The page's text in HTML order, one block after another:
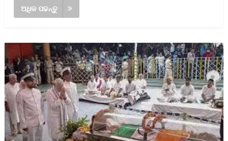
ଅଧିକ ପଢନ୍ତୁ